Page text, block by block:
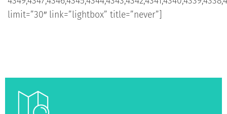
limit=”30″ link=”lightbox” title=”never”]
Ci vediamo